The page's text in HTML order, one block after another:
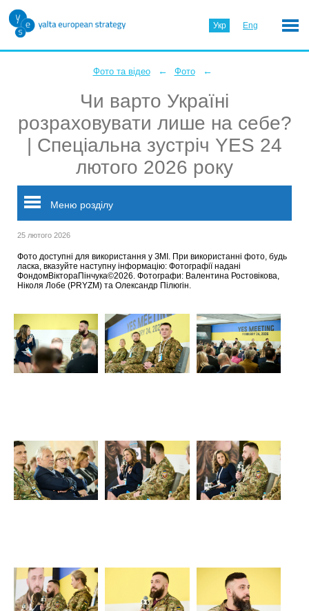
Укр Eng
Фото та відео ← Фото ←
Чи варто Україні
розраховувати лише на себе?
| Спеціальна зустріч YES 24
лютого 2026 року
Меню розділу
25 лютого 2026
Фото доступні для використання у ЗМІ. При використанні фото, будь
ласка, вказуйте наступну інформацію: Фотографії надані
ФондомВіктораПінчука©2026. Фотографи: Валентина Ростовікова,
Ніколя Лобе (PRYZM) та Олександр Пілюгін.